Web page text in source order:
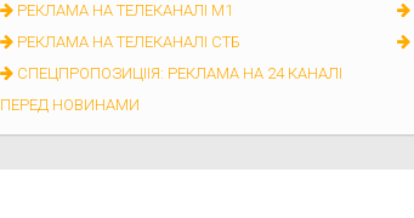
РЕКЛАМА НА ТЕЛЕКАНАЛІ М1
РЕКЛАМА НА ТЕЛЕКАНАЛІ СТБ
СПЕЦПРОПОЗИЦІІЯ: РЕКЛАМА НА 24 КАНАЛІ
ПЕРЕД НОВИНАМИ